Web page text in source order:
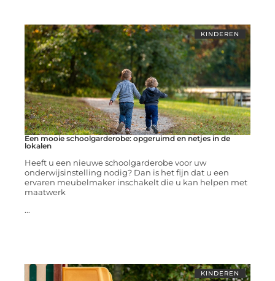
KINDEREN
Een mooie schoolgarderobe: opgeruimd en netjes in de
lokalen
Heeft u een nieuwe schoolgarderobe voor uw
onderwijsinstelling nodig? Dan is het fijn dat u een
ervaren meubelmaker inschakelt die u kan helpen met
maatwerk
...
KINDEREN